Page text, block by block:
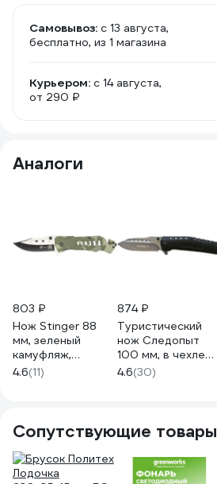
Самовывоз: c 13 августа,
бесплатно, из 1 магазина
Курьером: c 14 августа,
от 290 ₽
Аналоги
803 ₽
Нож Stinger 88
мм, зеленый
камуфляж,
картонная
коробка FK-008H
4.6(11)
874 ₽
Туристический
нож Следопыт
100 мм, в чехле
PF-PK-11
4.6(30)
Сопутствующие товары